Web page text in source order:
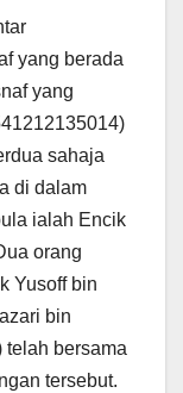
yang berada
yang
sahaja
di dalam
ialah Encik
orang
Yusoff bin
bin
telah bersama
tersebut.